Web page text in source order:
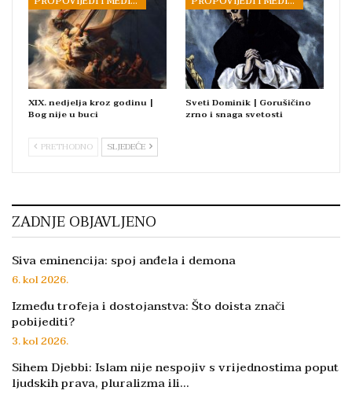
XIX. nedjelja kroz godinu |
Bog nije u buci
Sveti Dominik | Gorušičino
zrno i snaga svetosti
PRETHODNO SLJEDEĆE
ZADNJE OBJAVLJENO
Siva eminencija: spoj anđela i demona
6. kol 2026.
Između trofeja i dostojanstva: Što doista znači
pobijediti?
3. kol 2026.
Sihem Djebbi: Islam nije nespojiv s vrijednostima poput
ljudskih prava, pluralizma ili…